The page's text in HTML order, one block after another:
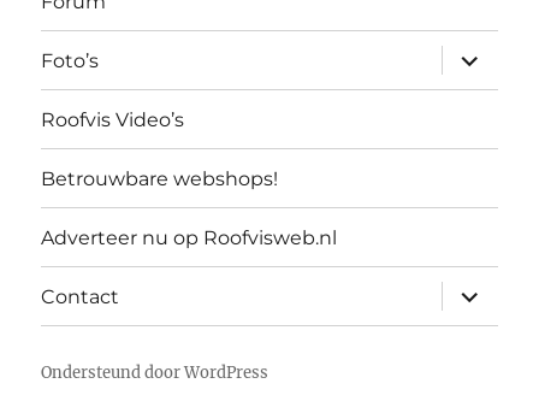
Foto’s
Roofvis Video’s
Betrouwbare webshops!
Adverteer nu op Roofvisweb.nl
Contact
Ondersteund door WordPress